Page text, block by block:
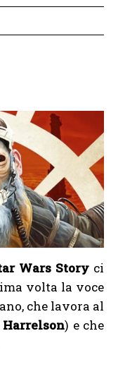
Wars Storyci
volta la voce
che lavora al
Harrelson) e che